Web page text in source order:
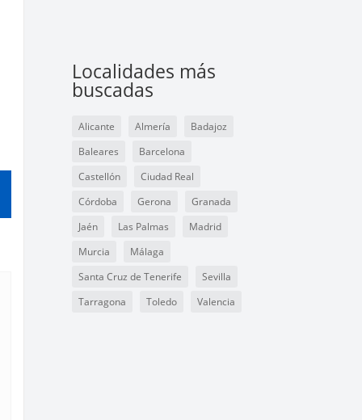
Localidades más
buscadas
Alicante Almería
Badajoz
Baleares
Barcelona
Castellón
Ciudad Real
Córdoba
Gerona
Granada
Jaén
Las Palmas
Madrid
Murcia
Málaga
Santa Cruz de Tenerife
Sevilla
Tarragona
Toledo Valencia